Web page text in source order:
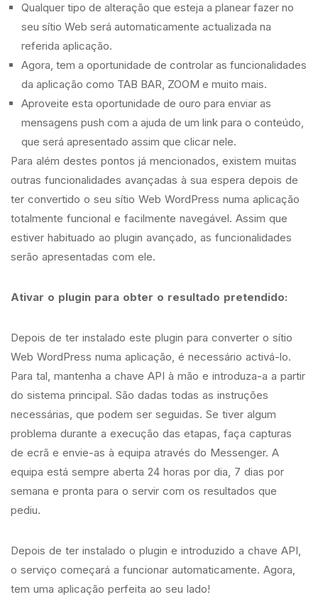
Qualquer tipo de alteração que esteja a planear fazer no
seu sítio Web será automaticamente actualizada na
referida aplicação.
Agora, tem a oportunidade de controlar as funcionalidades
da aplicação como TAB BAR, ZOOM e muito mais.
Aproveite esta oportunidade de ouro para enviar as
mensagens push com a ajuda de um link para o conteúdo,
que será apresentado assim que clicar nele.
Para além destes pontos já mencionados, existem muitas
outras funcionalidades avançadas à sua espera depois de
ter convertido o seu sítio Web WordPress numa aplicação
totalmente funcional e facilmente navegável. Assim que
estiver habituado ao plugin avançado, as funcionalidades
serão apresentadas com ele.
Ativar o plugin para obter o resultado pretendido:
Depois de ter instalado este plugin para converter o sítio
Web WordPress numa aplicação, é necessário activá-lo.
Para tal, mantenha a chave API à mão e introduza-a a partir
do sistema principal. São dadas todas as instruções
necessárias, que podem ser seguidas. Se tiver algum
problema durante a execução das etapas, faça capturas
de ecrã e envie-as à equipa através do Messenger. A
equipa está sempre aberta 24 horas por dia, 7 dias por
semana e pronta para o servir com os resultados que
pediu.
Depois de ter instalado o plugin e introduzido a chave API,
o serviço começará a funcionar automaticamente. Agora,
tem uma aplicação perfeita ao seu lado!